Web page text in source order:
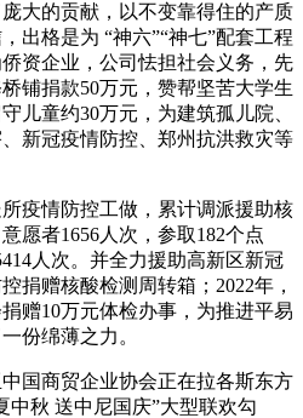
大的贡献，以不变靠得住的产质
出格是为 “神六”“神七”配套工程
资企业，公司怯担社会义务，先
铺捐款50万元，赞帮坚苦大学生
儿童约30万元，为建筑孤儿院、
新冠疫情防控、郑州抗洪救灾等
情防控工做，累计调派援助核
愿者1656人次，参取182个点
人次。并全力援助高新区新冠
捐赠核酸检测周转箱；2022年，
赠10万元体检办事，为推进平易
份绵薄之力。
国商贸企业协会正在拉各斯东方
中秋 送中尼国庆”大型联欢勾